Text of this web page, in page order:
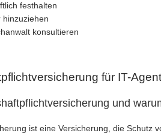
festhalten
hinzuziehen
konsultieren
für IT-
und
ist eine Versicherung, die